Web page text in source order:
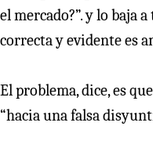
el mercado?”. y lo baja
correcta y evidente es
El problema, dice, es
“hacia una falsa